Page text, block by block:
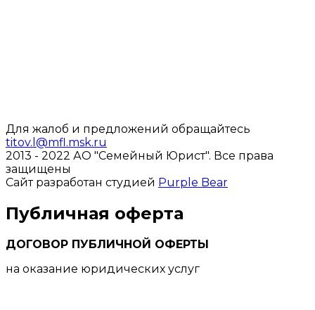
Для жалоб и предложений обращайтесь
titov.l@mfl.msk.ru
2013 - 2022 АО "Семейный Юрист". Все права
защищены
Сайт разработан студией Purple Bear
Публичная оферта
ДОГОВОР ПУБЛИЧНОЙ ОФЕРТЫ
на оказание юридических услуг